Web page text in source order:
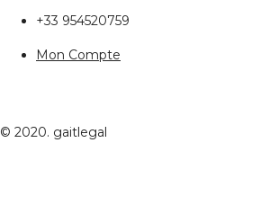
+33 954520759
Mon Compte
© 2020. gaitlegal